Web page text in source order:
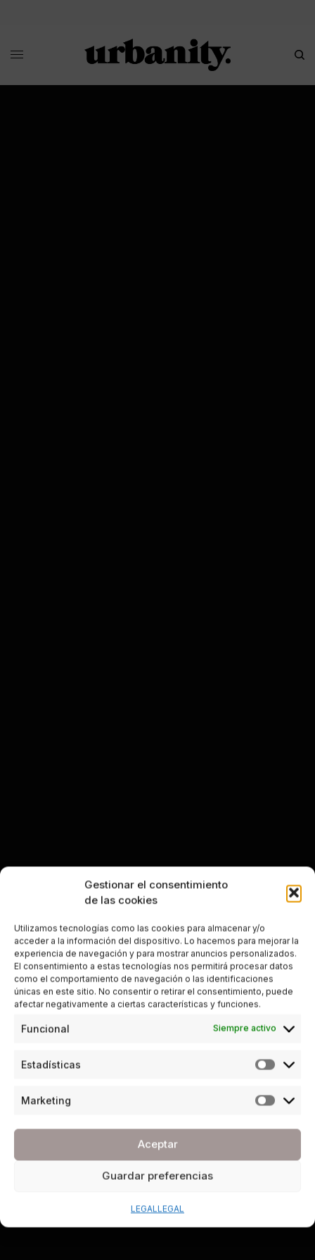
Gestionar el consentimiento
de las cookies
Utilizamos tecnologías como las cookies para almacenar y/o
acceder a la información del dispositivo. Lo hacemos para mejorar la
experiencia de navegación y para mostrar anuncios personalizados.
El consentimiento a estas tecnologías nos permitirá procesar datos
como el comportamiento de navegación o las identificaciones
únicas en este sitio. No consentir o retirar el consentimiento, puede
afectar negativamente a ciertas características y funciones.
Funcional Siempre activo
Estadísticas
Marketing
Aceptar
Guardar preferencias
LEGALLEGAL